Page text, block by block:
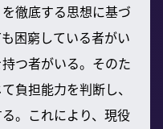
徹底する思想に基づ
困窮している者がい
つ者がいる。そのた
負担能力を判断し、
。これにより、現役